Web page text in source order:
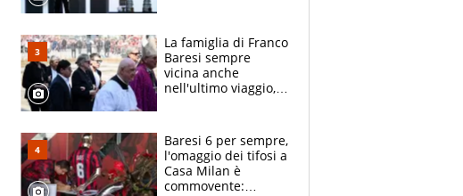
La famiglia di Franco
Baresi sempre
vicina anche
nell'ultimo viaggio,
circondati
dall'affetto dei tifosi
Baresi 6 per sempre,
l'omaggio dei tifosi a
Casa Milan è
commovente: